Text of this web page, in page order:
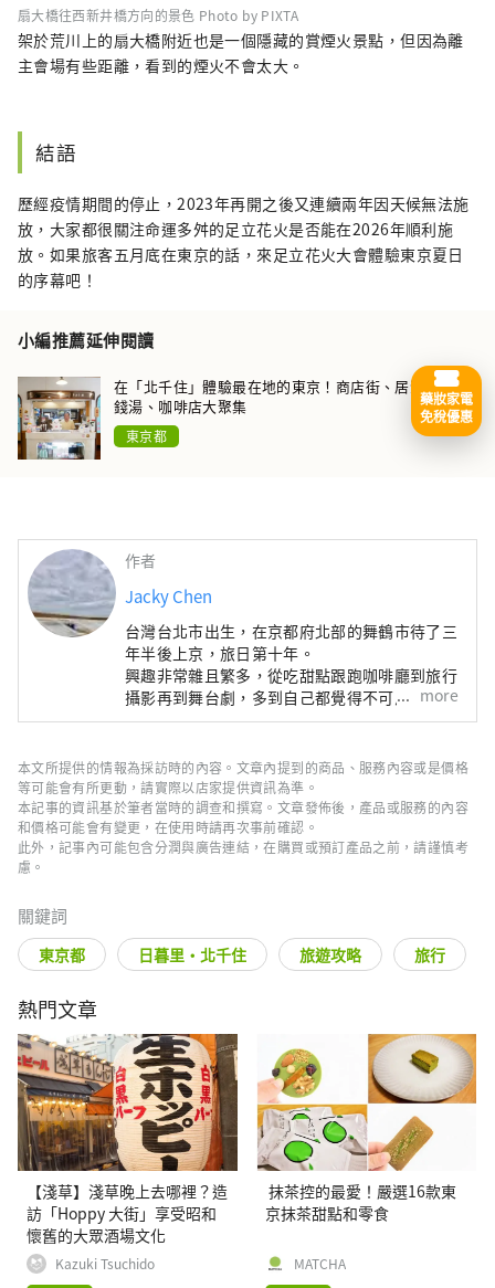
扇大橋往西新井橋方向的景色 Photo by PIXTA
架於荒川上的扇大橋附近也是一個隱藏的賞煙火景點，但因為離
主會場有些距離，看到的煙火不會太大。
結語
歷經疫情期間的停止，2023年再開之後又連續兩年因天候無法施
放，大家都很關注命運多舛的足立花火是否能在2026年順利施
放。如果旅客五月底在東京的話，來足立花火大會體驗東京夏日
的序幕吧！
小編推薦延伸閱讀
在「北千住」體驗最在地的東京！商店街、居酒屋街、
錢湯、咖啡店大聚集
東京都
作者
Jacky Chen
台灣台北市出生，在京都府北部的舞鶴市待了三
年半後上京，旅日第十年。
興趣非常雜且繁多，從吃甜點跟跑咖啡廳到旅行
攝影再到舞台劇，多到自己都覺得不可思議。
more
本文所提供的情報為採訪時的內容。文章內提到的商品、服務內容或是價格
等可能會有所更動，請實際以店家提供資訊為準。
本記事的資訊基於筆者當時的調查和撰寫。文章發佈後，產品或服務的內容
和價格可能會有變更，在使用時請再次事前確認。
此外，記事內可能包含分潤與廣告連結，在購買或預訂產品之前，請謹慎考
慮。
關鍵詞
東京都 日暮里・北千住 旅遊攻略 旅行
熱門文章
【淺草】淺草晚上去哪裡？造
訪「Hoppy 大街」享受昭和
懷舊的大眾酒場文化
Kazuki Tsuchido
抹茶控的最愛！嚴選16款東
京抹茶甜點和零食
MATCHA
藥妝家電
免稅優惠